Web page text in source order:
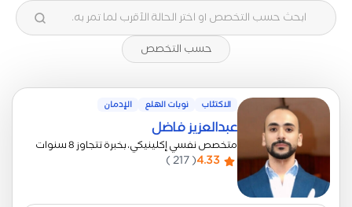
حسب التخصص
الاكتئاب نوبات الهلع الإدمان
عبدالعزيز فاضل
متخصص نفسي إكلينيكي، بخبرة تتجاوز 8 سنوات
4.33
( 217 )